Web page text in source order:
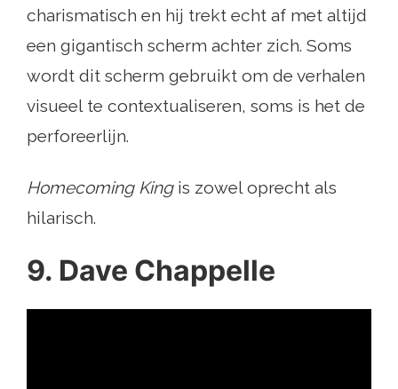
charismatisch en hij trekt echt af met altijd
een gigantisch scherm achter zich. Soms
wordt dit scherm gebruikt om de verhalen
visueel te contextualiseren, soms is het de
perforeerlijn.
Homecoming Kingis zowel oprecht als
hilarisch.
9. Dave Chappelle